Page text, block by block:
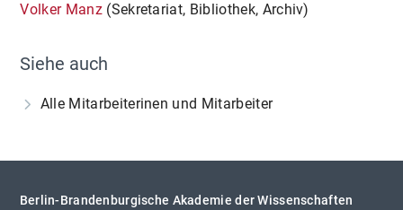
Volker Manz(Sekretariat, Bibliothek, Archiv)
Siehe auch
Alle Mitarbeiterinen und Mitarbeiter
Berlin-Brandenburgische Akademie der Wissenschaften